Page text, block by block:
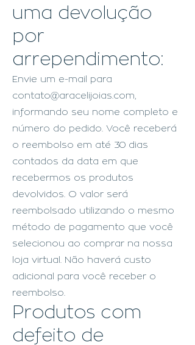
uma devolução
por
arrependimento:
Envie um e-mail para
contato@aracelijoias.com,
informando seu nome completo e
número do pedido. Você receberá
o reembolso em até 30 dias
contados da data em que
recebermos os produtos
devolvidos. O valor será
reembolsado utilizando o mesmo
método de pagamento que você
selecionou ao comprar na nossa
loja virtual. Não haverá custo
adicional para você receber o
reembolso.
Produtos com
defeito de